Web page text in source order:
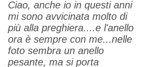
Ciao, anche io in questi anni
mi sono avvicinata molto di
più alla preghiera....e l'anello
ora è sempre con me...nelle
foto sembra un anello
pesante, ma si porta